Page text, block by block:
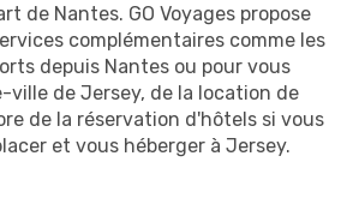
de Nantes. GO Voyages propose
complémentaires comme les
depuis Nantes ou pour vous
ville de Jersey, de la location de
de la réservation d'hôtels si vous
et vous héberger à Jersey.